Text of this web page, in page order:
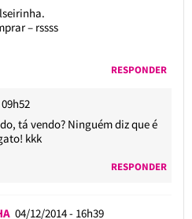
– rssss
RESPONDER
tá vendo? Ninguém diz que é
kkk
RESPONDER
04/12/2014 - 16h39